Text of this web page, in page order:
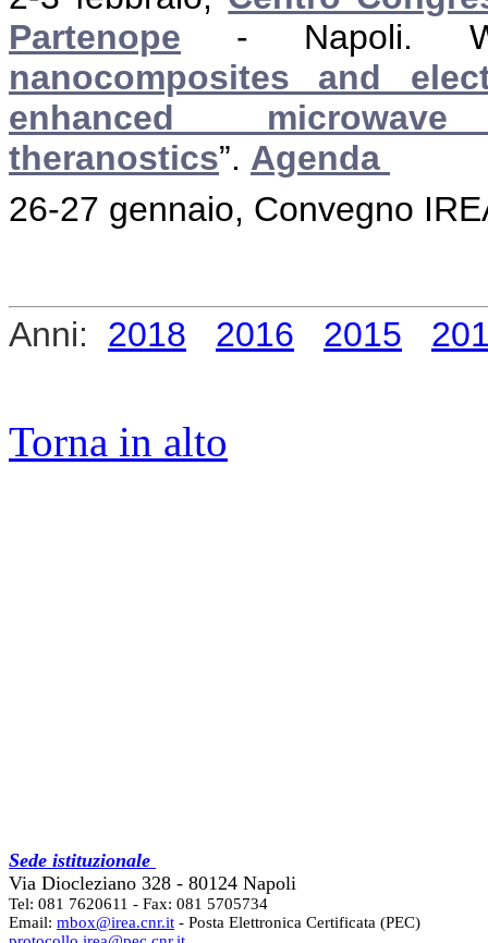
Partenope - Napoli.
nanocomposites and
enhanced
theranostics”. Agenda
26-27 gennaio, Convegno
Anni: 2018 2016 2015
Torna in alto
Sede istituzionale
Via Diocleziano 328 - 80124 Napoli
Tel: 081 7620611 - Fax: 081 5705734
Email: mbox@irea.cnr.it - Posta Elettronica Certificata (PEC)